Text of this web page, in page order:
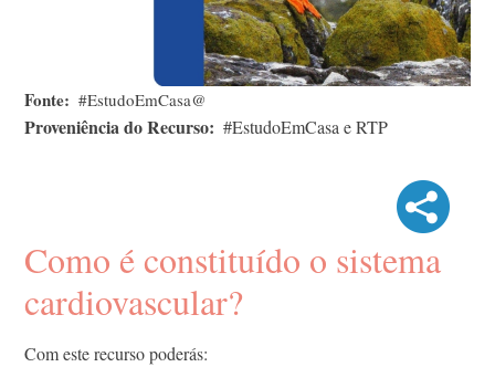
Fonte #EstudoEmCasa@
Proveniência do Recurso #EstudoEmCasa e RTP
Como é constituído o sistema
cardiovascular?
Com este recurso poderás: